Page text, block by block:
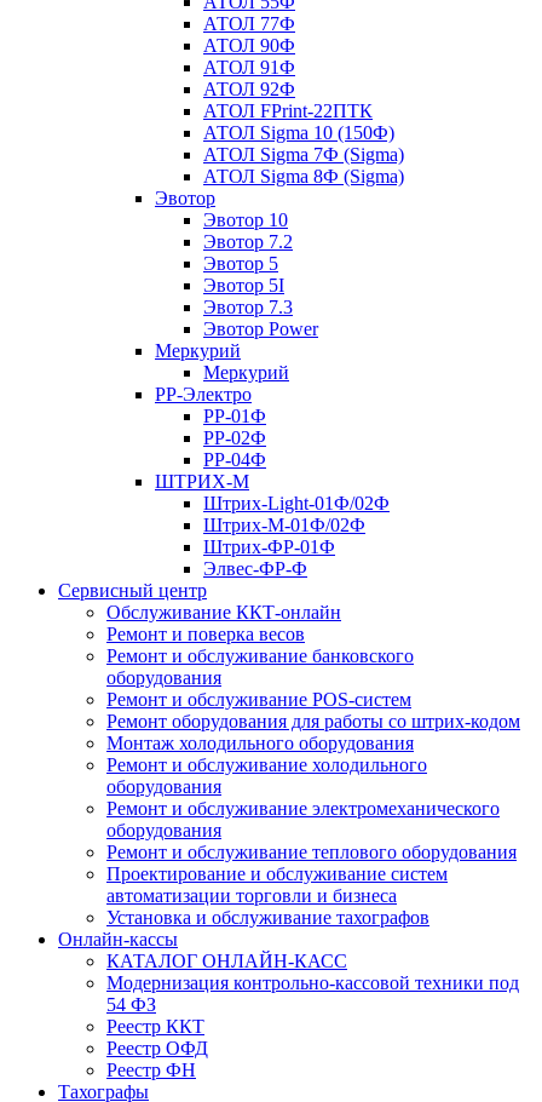
АТОЛ 77Ф
АТОЛ 90Ф
АТОЛ 91Ф
АТОЛ 92Ф
АТОЛ FPrint-22ПТК
АТОЛ Sigma 10 (150Ф)
АТОЛ Sigma 7Ф (Sigma)
АТОЛ Sigma 8Ф (Sigma)
Эвотор
Эвотор 10
Эвотор 7.2
Эвотор 5
Эвотор 5I
Эвотор 7.3
Эвотор Power
Меркурий
Меркурий
РР-Электро
РР-01Ф
РР-02Ф
РР-04Ф
ШТРИХ-М
Штрих-Light-01Ф/02Ф
Штрих-М-01Ф/02Ф
Штрих-ФР-01Ф
Элвес-ФР-Ф
Сервисный центр
Обслуживание ККТ-онлайн
Ремонт и поверка весов
Ремонт и обслуживание банковского
оборудования
Ремонт и обслуживание POS-систем
Ремонт оборудования для работы со штрих-кодом
Монтаж холодильного оборудования
Ремонт и обслуживание холодильного
оборудования
Ремонт и обслуживание электромеханического
оборудования
Ремонт и обслуживание теплового оборудования
Проектирование и обслуживание систем
автоматизации торговли и бизнеса
Установка и обслуживание тахографов
Онлайн-кассы
КАТАЛОГ ОНЛАЙН-КАСС
Модернизация контрольно-кассовой техники под
54 ФЗ
Реестр ККТ
Реестр ОФД
Реестр ФН
Тахографы